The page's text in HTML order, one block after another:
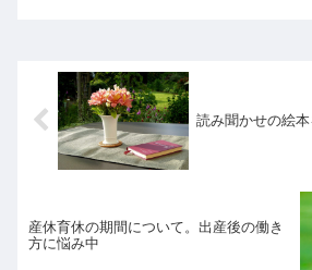
読み聞かせの絵
産休育休の期間について。出産後の働き
方に悩み中